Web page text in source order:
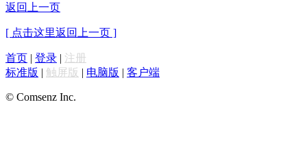
返回上一页
[ 点击这里返回上一页 ]
首页 | 登录 | 注册
标准版 | 触屏版 | 电脑版 | 客户端
© Comsenz Inc.